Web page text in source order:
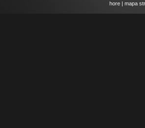
hore | mapa